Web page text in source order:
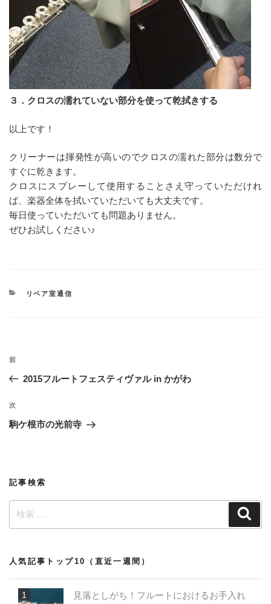
３．クロスの濡れていない部分を使って乾拭きする
以上です！
クリーナーは揮発性が高いのでクロスの濡れた部分は数分で
すぐに乾きます。
クロスにスプレーして使用することさえ守っていただけれ
ば、楽器全体を拭いていただいても大丈夫です。
毎日使っていただいても問題ありません。
ぜひお試しください♪
カ
リペア室通信
投
ビ
ゲ
ン
過
去
投
稿
前
2015フルートフェスティヴァル in かがわ
次
の
次
駒ケ根市の光前寺
記事検索
索:
人気記事トップ10（直近一週間）
見落としがち！フルートにおけるお手入れ